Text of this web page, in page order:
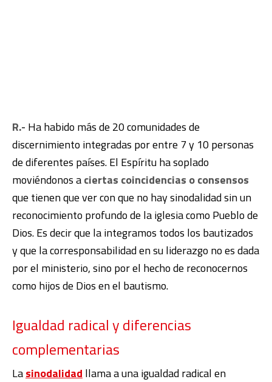
R.- Ha habido más de 20 comunidades de
discernimiento integradas por entre 7 y 10 personas
de diferentes países. El Espíritu ha soplado
moviéndonos aciertas coincidencias o consensos
que tienen que ver con que no hay sinodalidad sin un
reconocimiento profundo de la iglesia como Pueblo de
Dios. Es decir que la integramos todos los bautizados
y que la corresponsabilidad en su liderazgo no es dada
por el ministerio, sino por el hecho de reconocernos
como hijos de Dios en el bautismo.
Igualdad radical y diferencias
complementarias
Lasinodalidad llama a una igualdad radical en